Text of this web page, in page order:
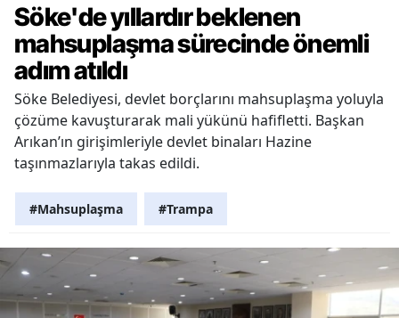
Söke'de yıllardır beklenen
mahsuplaşma sürecinde önemli
adım atıldı
Söke Belediyesi, devlet borçlarını mahsuplaşma yoluyla
çözüme kavuşturarak mali yükünü hafifletti. Başkan
Arıkan’ın girişimleriyle devlet binaları Hazine
taşınmazlarıyla takas edildi.
#Mahsuplaşma #Trampa